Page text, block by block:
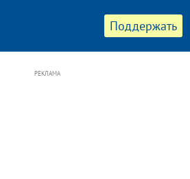
Поддержать
РЕКЛАМА